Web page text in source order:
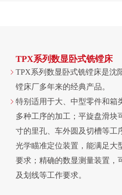
TPX系列数显卧式铣镗床
TPX系列数显卧式铣镗床是沈
镗床厂多年来的经典产品。
特别适用于大、中型零件和箱
多种工序的加工；平旋盘滑块
寸的里孔、车外圆及切槽等工
光学瞄准定位装置，能满足大
要求；精确的数显测量装置，
及划线等工作要求。